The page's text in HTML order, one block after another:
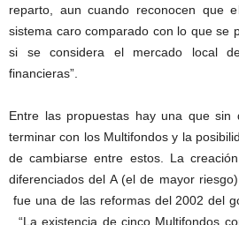
reparto, aun cuando reconocen que
sistema caro comparado con lo que se
si se considera el mercado local
financieras”.
Entre las propuestas hay una que sin
terminar con los Multifondos y la
de cambiarse entre estos. La
diferenciados del A (el de mayor
fue una de las reformas del 2002 del
“La existencia de cinco Multifondos